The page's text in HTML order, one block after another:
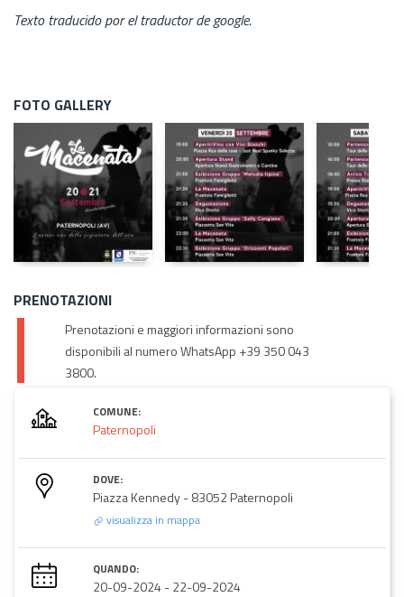
Texto traducido por el traductor de google.
FOTO GALLERY
PRENOTAZIONI
Prenotazioni e maggiori informazioni sono
disponibili al numero WhatsApp +39 350 043
3800.
COMUNE:
Paternopoli
DOVE:
Piazza Kennedy - 83052 Paternopoli
visualizza in mappa
QUANDO:
20-09-2024 -22-09-2024